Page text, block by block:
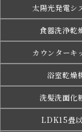
太陽光発電シ
食器洗浄乾
カウンターキ
浴室乾燥
洗髪洗面化
LDK15畳